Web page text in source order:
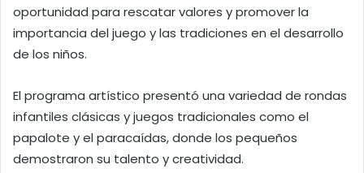
oportunidad para rescatar valores y promover la
importancia del juego y las tradiciones en el desarrollo
de los niños.
El programa artístico presentó una variedad de rondas
infantiles clásicas y juegos tradicionales como el
papalote y el paracaídas, donde los pequeños
demostraron su talento y creatividad.